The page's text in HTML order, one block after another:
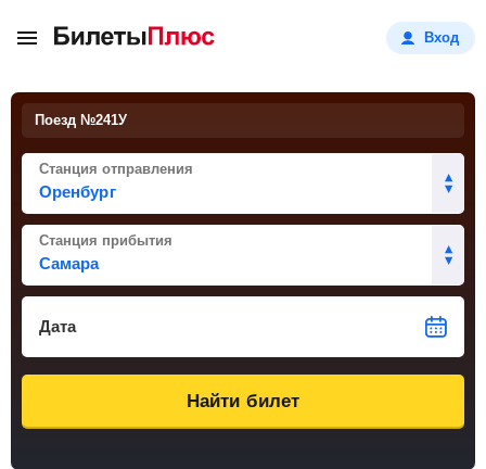
Вход
Поезд №241У
Станция отправления
Станция прибытия
Дата
Найти билет